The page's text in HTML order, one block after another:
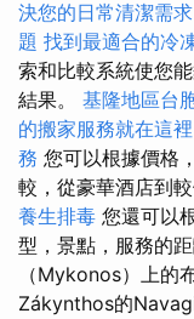
決您的日常清潔需求
題 找到最適合的冷
索和比較系統使您
結果。 基隆地區台
的搬家服務就在這裡
務 您可以根據價格
較，從豪華酒店到
養生排毒 您還可以
型，景點，服務的
（Mykonos）上的
Zákynthos的